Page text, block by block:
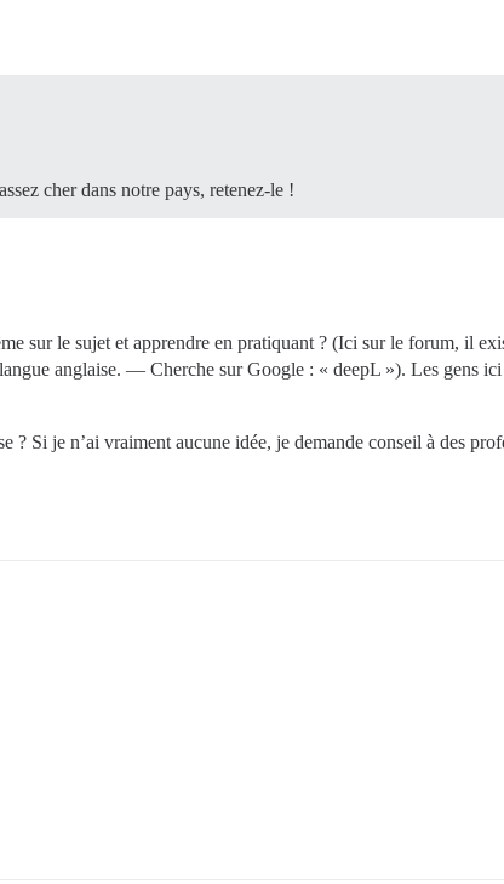
cher dans notre pays, retenez-le !
sur le sujet et apprendre en pratiquant ? (Ici sur le forum, il
anglaise. — Cherche sur Google : « deepL »). Les gens ici
Si je n’ai vraiment aucune idée, je demande conseil à des